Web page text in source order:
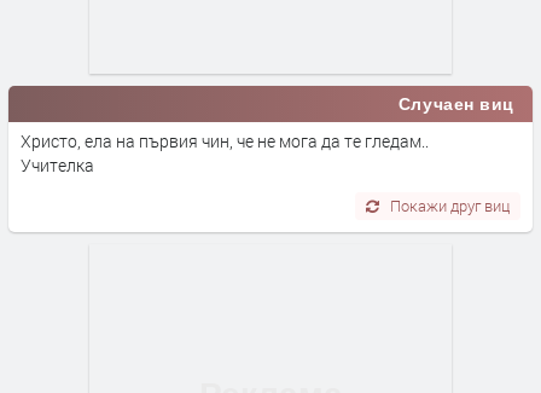
Случаен виц
Христо, ела на първия чин, че не мога да те гледам..
Учителка
Покажи друг виц